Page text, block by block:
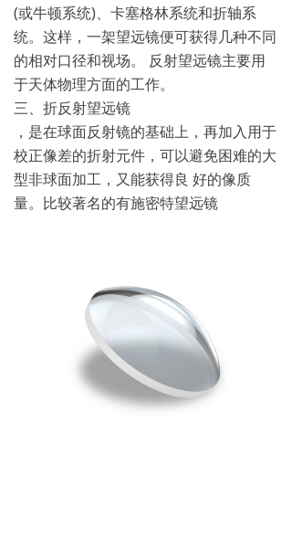
(或牛顿系统)、卡塞格林系统和折轴系
统。这样，一架望远镜便可获得几种不同
的相对口径和视场。 反射望远镜主要用
于天体物理方面的工作。
三、折反射望远镜
，是在球面反射镜的基础上，再加入用于
校正像差的折射元件，可以避免困难的大
型非球面加工，又能获得良 好的像质
量。比较著名的有施密特望远镜